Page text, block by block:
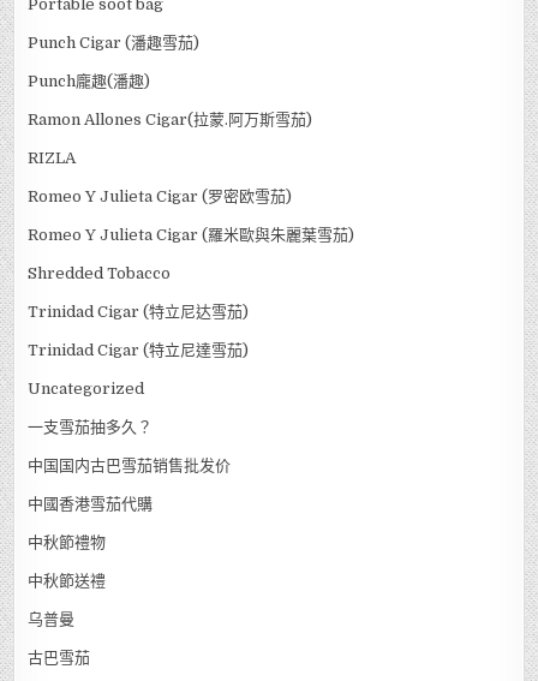
Portable soot bag
Punch Cigar (潘趣雪茄)
Punch龐趣(潘趣)
Ramon Allones Cigar(拉蒙.阿万斯雪茄)
RIZLA
Romeo Y Julieta Cigar (罗密欧雪茄)
Romeo Y Julieta Cigar (羅米歐與朱麗葉雪茄)
Shredded Tobacco
Trinidad Cigar (特立尼达雪茄)
Trinidad Cigar (特立尼達雪茄)
Uncategorized
一支雪茄抽多久？
中国国内古巴雪茄销售批发价
中國香港雪茄代購
中秋節禮物
中秋節送禮
乌普曼
古巴雪茄